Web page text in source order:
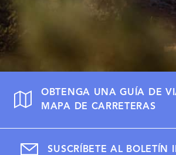
OBTENGA UNA GUÍA DE
MAPA DE CARRETERAS
SUSCRÍBETE AL BOLETÍN